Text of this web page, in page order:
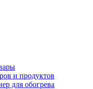
и продуктов
для обогрева